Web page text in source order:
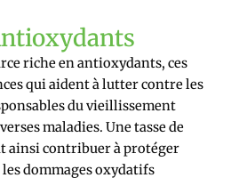
riche en antioxydants, ces
qui aident à lutter contre les
du vieillissement
maladies. Une tasse de
ainsi contribuer à protéger
dommages oxydatifs